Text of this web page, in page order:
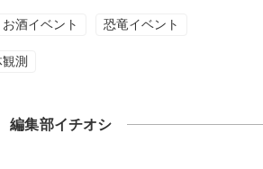
お酒イベント 恐竜イベント
測
編集部イチオシ